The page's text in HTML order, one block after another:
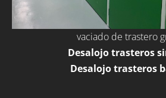
vaciado de trastero
Desalojo trasteros
Desalojo trasteros